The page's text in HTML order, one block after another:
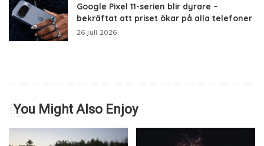
Google Pixel 11-serien blir dyrare –
bekräftat att priset ökar på alla telefoner
26 juli 2026
You Might Also Enjoy